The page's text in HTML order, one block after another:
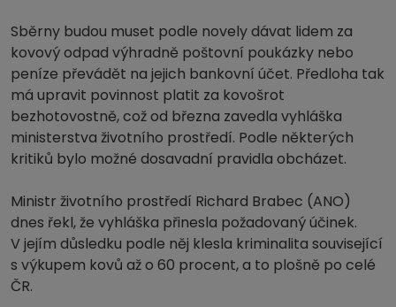
Sběrny budou muset podle novely dávat lidem za
kovový odpad výhradně poštovní poukázky nebo
peníze převádět na jejich bankovní účet. Předloha tak
má upravit povinnost platit za kovošrot
bezhotovostně, což od března zavedla vyhláška
ministerstva životního prostředí. Podle některých
kritiků bylo možné dosavadní pravidla obcházet.
Ministr životního prostředí Richard Brabec (ANO)
dnes řekl, že vyhláška přinesla požadovaný účinek.
V jejím důsledku podle něj klesla kriminalita související
s výkupem kovů až o 60 procent, a to plošně po celé
ČR.